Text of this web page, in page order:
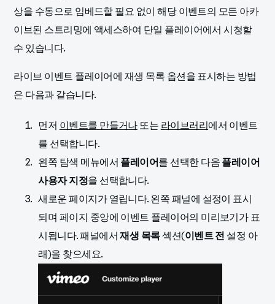
상을 수동으로 임베드할 필요 없이 해당 이벤트의 모든 아카
이브된 스트리밍에 액세스하여 단일 플레이어에서 시청할
수 있습니다.
라이브 이벤트 플레이어에 재생 목록 옵션을 표시하는 방법
은 다음과 같습니다.
먼저이벤트를 만들거나또는라이브러리에서 이벤트
를 선택합니다.
왼쪽 탐색 메뉴에서플레이어를 선택한 다음플레이어
사용자 지정을 선택합니다.
새로운 페이지가 열립니다. 왼쪽 패널에 설정이 표시
되며 페이지 중앙에 이벤트 플레이어의 미리보기가 표
시됩니다.패널에서재생 목록섹션(이벤트 전설정 아
래)을 찾으세요.